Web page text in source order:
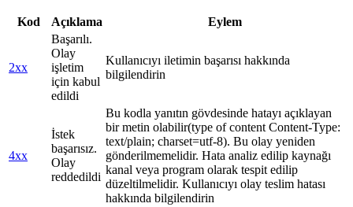
Kod Açıklama Eylem
2xx
Başarılı.
Olay
işletim
için kabul
edildi
Kullanıcıyı iletimin başarısı hakkında
bilgilendirin
4xx
İstek
başarısız.
Olay
reddedildi
Bu kodla yanıtın gövdesinde hatayı açıklayan
bir metin olabilir(type of content Content-Type:
text/plain; charset=utf-8). Bu olay yeniden
gönderilmemelidir. Hata analiz edilip kaynağı
kanal veya program olarak tespit edilip
düzeltilmelidir. Kullanıcıyı olay teslim hatası
hakkında bilgilendirin